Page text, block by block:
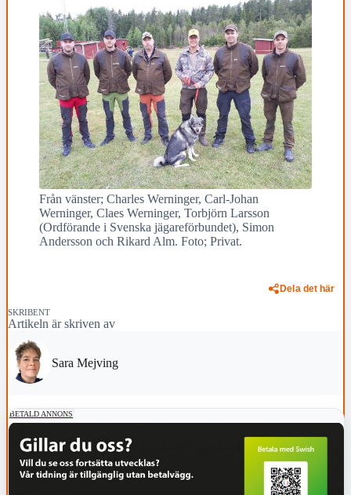
Från vänster; Charles Werninger, Carl-Johan
Werninger, Claes Werninger, Torbjörn Larsson
(Ordförande i Svenska jägareförbundet), Simon
Andersson och Rikard Alm. Foto; Privat.
Dela det här
SKRIBENT
Artikeln är skriven av
Sara Mejving
BETALD ANNONS